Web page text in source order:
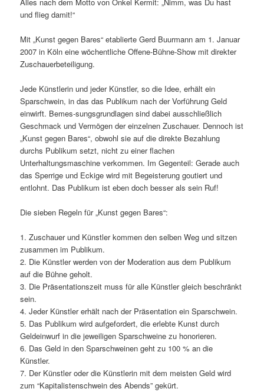
und flieg damit!“
Mit „Kunst gegen Bares“ etablierte Gerd Buurmann am 1. Januar
2007 in Köln eine wöchentliche Offene-Bühne-Show mit direkter
Zuschauerbeteiligung.
Jede Künstlerin und jeder Künstler, so die Idee, erhält ein
Sparschwein, in das das Publikum nach der Vorführung Geld
einwirft. Bemes-sungsgrundlagen sind dabei ausschließlich
Geschmack und Vermögen der einzelnen Zuschauer. Dennoch ist
„Kunst gegen Bares“, obwohl sie auf die direkte Bezahlung
durchs Publikum setzt, nicht zu einer flachen
Unterhaltungsmaschine verkommen. Im Gegenteil: Gerade auch
das Sperrige und Eckige wird mit Begeisterung goutiert und
entlohnt. Das Publikum ist eben doch besser als sein Ruf!
Die sieben Regeln für „Kunst gegen Bares“:
1. Zuschauer und Künstler kommen den selben Weg und sitzen
zusammen im Publikum.
2. Die Künstler werden von der Moderation aus dem Publikum
auf die Bühne geholt.
3. Die Präsentationszeit muss für alle Künstler gleich beschränkt
sein.
4. Jeder Künstler erhält nach der Präsentation ein Sparschwein.
5. Das Publikum wird aufgefordert, die erlebte Kunst durch
Geldeinwurf in die jeweiligen Sparschweine zu honorieren.
6. Das Geld in den Sparschweinen geht zu 100 % an die
Künstler.
7. Der Künstler oder die Künstlerin mit dem meisten Geld wird
zum “Kapitalistenschwein des Abends” gekürt.